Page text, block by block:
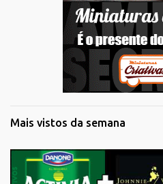
Mais vistos da semana